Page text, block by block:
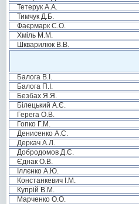
Тетерук А.А.
Тимчук Д.Б.
Фаєрмарк С.О.
Хміль М.М.
Шкварилюк В.В.
Балога В.І.
Балога П.І.
Безбах Я.Я.
Білецький А.Є.
Герега О.В.
Гопко Г.М.
Денисенко А.С.
Деркач А.Л.
Добродомов Д.Є.
Єднак О.В.
Іллєнко А.Ю.
Констанкевич І.М.
Купрій В.М.
Марченко О.О.